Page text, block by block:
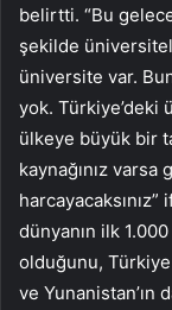
belirtti. “Bu
şekilde
üniversite var.
yok. Türkiye’deki
ülkeye büyük bir
kaynağınız
dünyanın ilk
olduğunu,
ve Yunanistan’ın